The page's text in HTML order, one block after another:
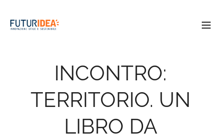
INCONTRO:
TERRITORIO. UN
LIBRO DA